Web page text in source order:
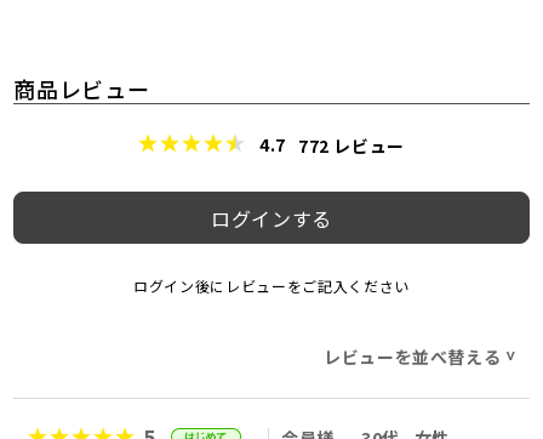
商品レビュー
4.7 772 レビュー
ログインする
ログイン後にレビューをご記入ください
レビューを並べ替える>